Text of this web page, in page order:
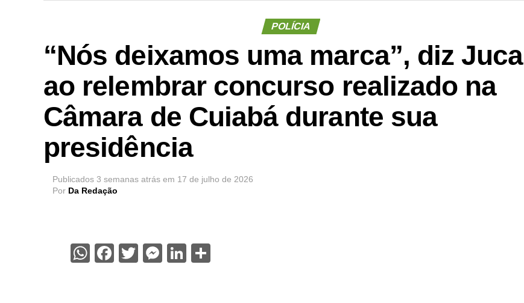
POLÍCIA
“Nós deixamos uma marca”, diz Juca
ao relembrar concurso realizado na
Câmara de Cuiabá durante sua
presidência
Publicados 3 semanas atrás em 17 de julho de 2026
Por Da Redação
WhatsApp
Facebook
TwitterMessenger
LinkedIn